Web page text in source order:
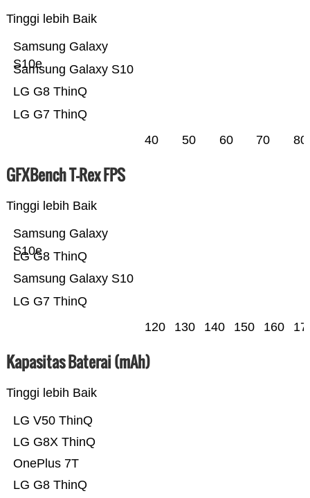
Tinggi lebih Baik
LG G7 ThinQ
LG G8 ThinQ
Samsung Galaxy S10
Samsung Galaxy
S10e
40 50 60 70 80
GFXBench T-Rex FPS
Tinggi lebih Baik
LG G7 ThinQ
Samsung Galaxy S10
LG G8 ThinQ
Samsung Galaxy
S10e
120 130 140 150 160
Kapasitas Baterai (mAh)
Tinggi lebih Baik
LG G8 ThinQ
OnePlus 7T
LG G8X ThinQ
LG V50 ThinQ